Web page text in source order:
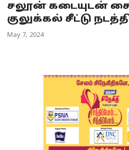
சலூன் கடையுடன்
குலுக்கல் சீட்டு
May 7, 2024